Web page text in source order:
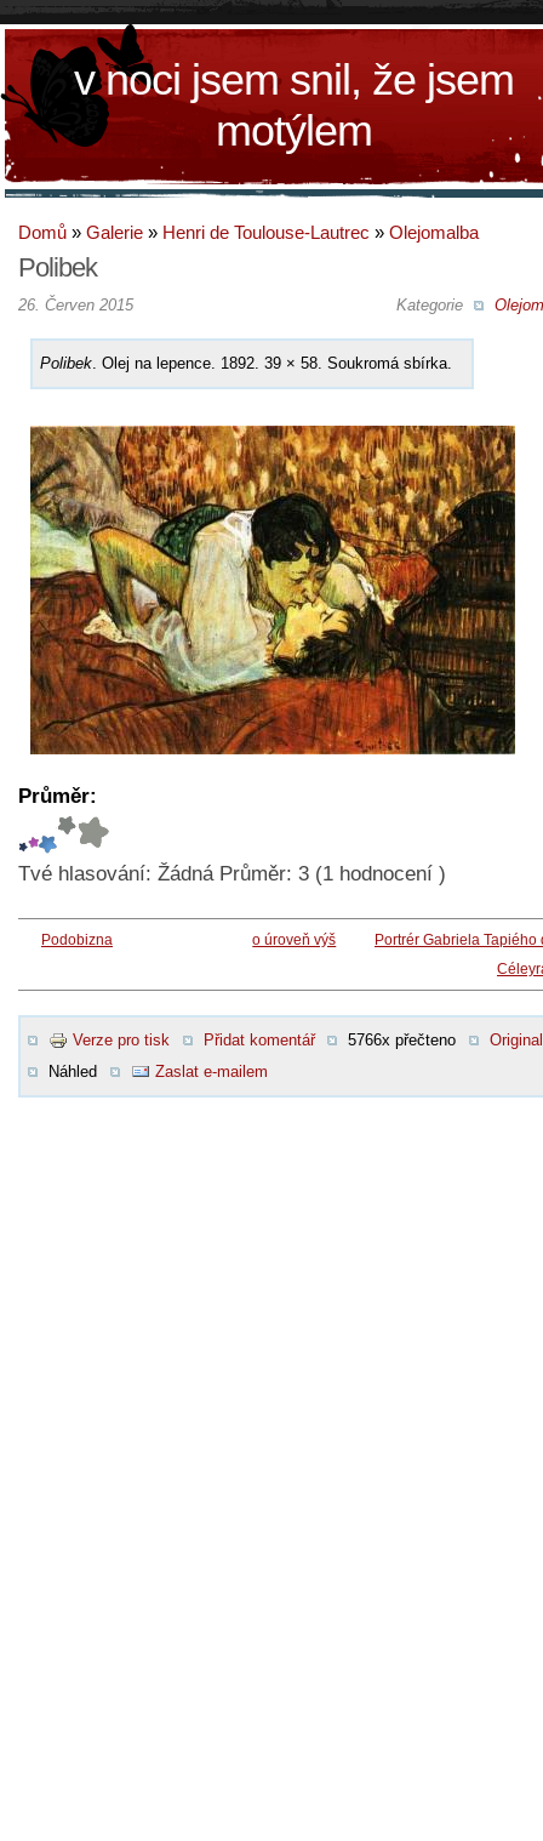
v noci jsem snil, že jsem
motýlem
Domů » Galerie » Henri de Toulouse-Lautrec » Olejomalba
Polibek
Kategorie
26. Červen 2015
Polibek . Olej na lepence. 1892. 39 × 58. Soukromá sbírka.
Průměr:
Tvé hlasování: Žádná Průměr: 3 (1 hodnocení )
Podobizna o úroveň výš
Portrér Gabriela Tapiého
Verze pro tisk Přidat komentář 5766x přečteno
Original
Náhled
Zaslat e-mailem